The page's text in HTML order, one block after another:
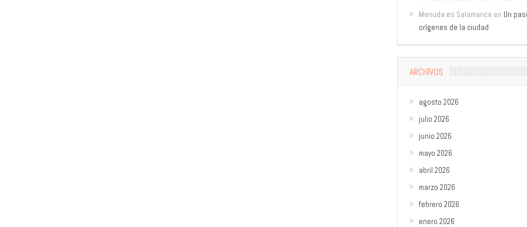
Menuda es Salamanca en Un
orígenes de la ciudad
ARCHIVOS
agosto 2026
julio 2026
junio 2026
mayo 2026
abril 2026
marzo 2026
febrero 2026
enero 2026